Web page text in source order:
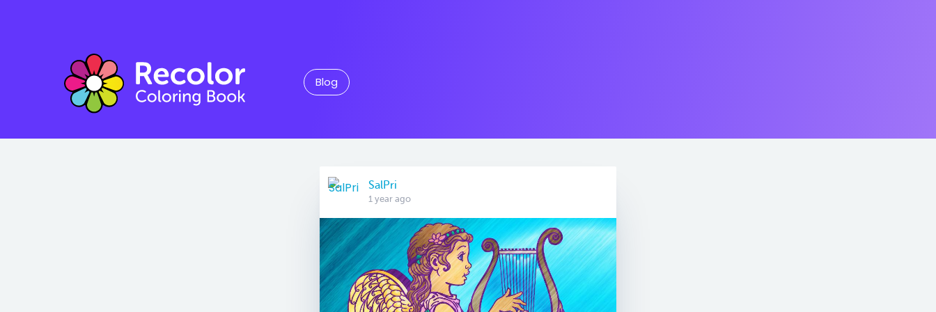
Blog
SalPri
1 year ago